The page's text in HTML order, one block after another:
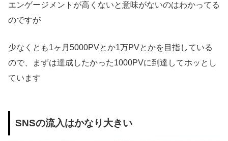
エンゲージメントが高くないと意味がないのはわかってる
のですが
少なくとも1ヶ月5000PVとか1万PVとかを目指している
ので、まずは達成したかった1000PVに到達してホッとし
ています
SNSの流入はかなり大きい